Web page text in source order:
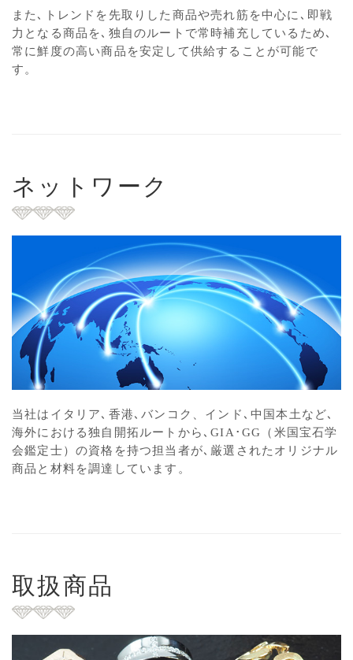
また､トレンドを先取りした商品や売れ筋を中心に､即戦
力となる商品を､独自のルートで常時補充しているため､
常に鮮度の高い商品を安定して供給することが可能で
す。
ネットワーク
当社はイタリア､香港､バンコク、インド､中国本土など､
海外における独自開拓ルートから､GIA･GG（米国宝石学
会鑑定士）の資格を持つ担当者が､厳選されたオリジナル
商品と材料を調達しています。
取扱商品